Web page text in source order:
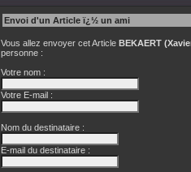
Envoi d'un Article ï¿½ un ami
Vous allez envoyer cet Article BEKAERT
personne :
Votre nom :
Votre E-mail :
Nom du destinataire :
E-mail du destinataire :